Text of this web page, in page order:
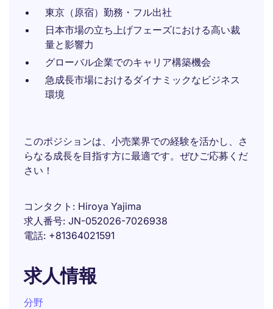
東京（原宿）勤務・フル出社
日本市場の立ち上げフェーズにおける高い裁
量と影響力
グローバル企業でのキャリア構築機会
急成長市場におけるダイナミックなビジネス
環境
このポジションは、小売業界での経験を活かし、さ
らなる成長を目指す方に最適です。ぜひご応募くだ
さい！
コンタクト
Hiroya Yajima
求人番号 JN-052026-7026938
電話 +81364021591
求人情報
分野